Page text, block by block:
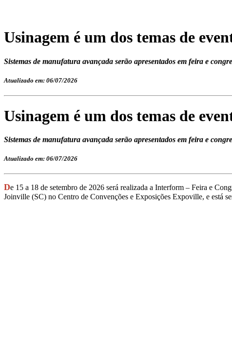
Usinagem é um dos temas de
Sistemas de manufatura avançada serão apresentados em feira e
Atualizado em: 06/07/2026
Usinagem é um dos temas de
Sistemas de manufatura avançada serão apresentados em feira e
Atualizado em: 06/07/2026
De 15 a 18 de setembro de 2026 será realizada a Interform – Feira e
Joinville (SC) no Centro de Convenções e Exposições Expoville, e está